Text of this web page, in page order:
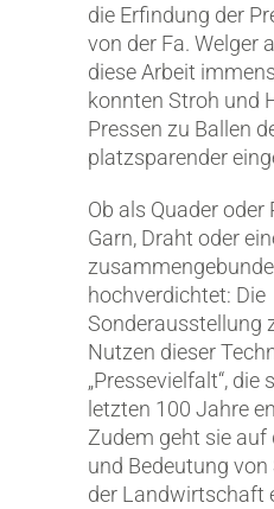
die Erfindung der
von der Fa. Welger
diese Arbeit
konnten Stroh und
Pressen zu Ballen
platzsparender
Ob als Quader
Garn, Draht oder
hochverdichtet: Die
Sonderausstellung
Nutzen dieser
„Pressevielfalt“,
letzten 100 Jahre
Zudem geht sie auf
und Bedeutung
der Landwirtschaft